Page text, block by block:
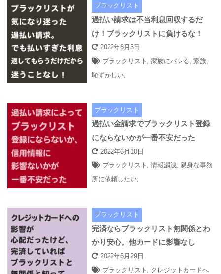
ブラックリスト
過払い請求は不当利息回収するだ
け！ブラックリストに負けるな！
2022年6月3日
ブラックリスト
,家族にバレる ,家族
恥ずかしい
ブラックリスト
過払い金請求でブラックリスト登録
にならないかが一番不安だった
2022年6月10日
ブラックリスト ,情報漏洩,親身な事務
所に依頼したい,
ブラックリスト
完済ならブラックリスト無関係とわ
かり安心。他カードに影響なし
2022年6月29日
ブラックリスト
クレジットカードへ